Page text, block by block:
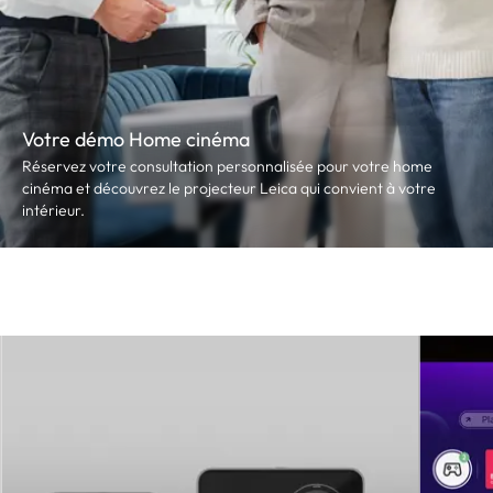
Votre démo Home cinéma
Réservez votre consultation personnalisée pour votre home
cinéma et découvrez le projecteur Leica qui convient à votre
intérieur.